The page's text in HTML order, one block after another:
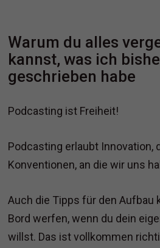
Warum du alles
kannst, was ich
geschrieben habe
Podcasting ist Freiheit!
Podcasting erlaubt Innovation,
Konventionen, an die wir uns
Auch die Tipps für den Aufbau
Bord werfen, wenn du dein
willst. Das ist vollkommen